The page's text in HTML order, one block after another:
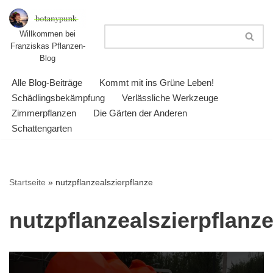
Zum
Inhalt
springen
Willkommen bei
Franziskas Pflanzen-
Blog
Alle Blog-Beiträge
Kommt mit ins Grüne Leben!
Schädlingsbekämpfung
Verlässliche Werkzeuge
Zimmerpflanzen
Die Gärten der Anderen
Schattengarten
Startseite » nutzpflanzealszierpflanze
nutzpflanzealszierpflanze